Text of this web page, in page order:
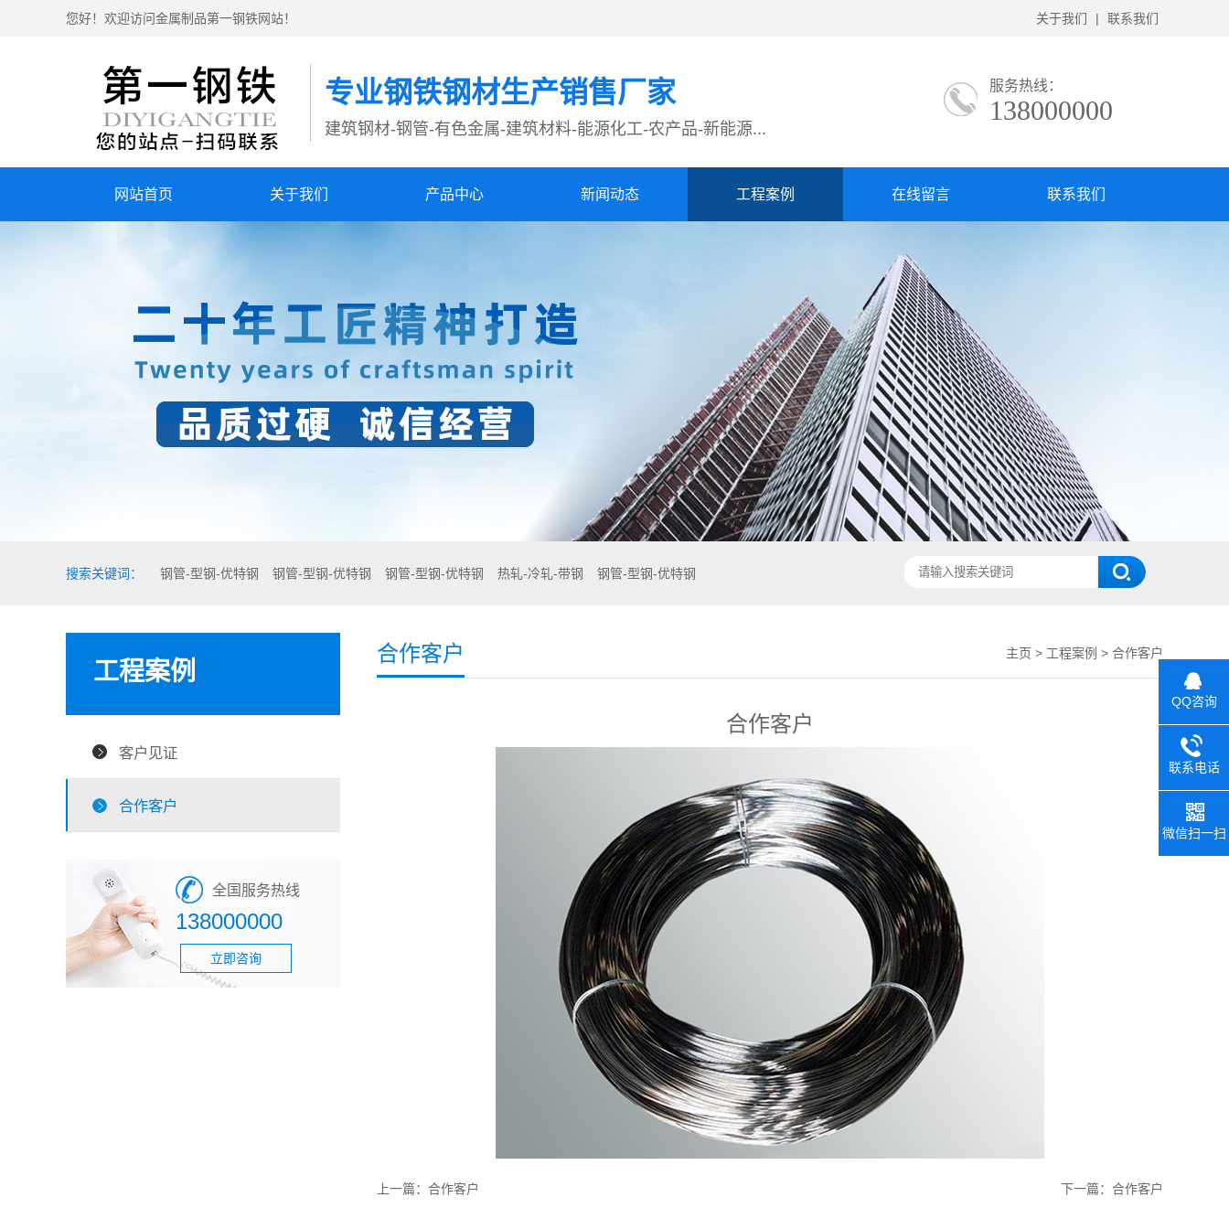
您好！欢迎访问金属制品第一钢铁网站！ 关于我们 | 联系我们
专业钢铁钢材生产销售厂家
建筑钢材-钢管-有色金属-建筑材料-能源化工-农产品-新能源...
服务热线：
138000000
网站首页 关于我们 产品中心 新闻动态 工程案例 在线留言 联系我们
搜索关键词： 钢管-型钢-优特钢 钢管-型钢-优特钢 钢管-型钢-优特钢 热轧-冷轧-带钢 钢管-型钢-优特钢
工程案例
客户见证
合作客户
全国服务热线
138000000
立即咨询
合作客户 主页 > 工程案例 > 合作客户
合作客户
上一篇： 合作客户 下一篇： 合作客户
QQ咨询
联系电话
微信扫一扫